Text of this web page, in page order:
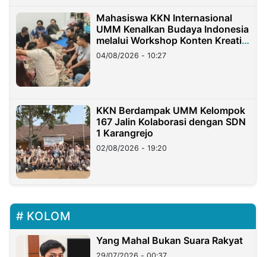
Mahasiswa KKN Internasional
UMM Kenalkan Budaya Indonesia
melalui Workshop Konten Kreatif
di Taiwan
04/08/2026 - 10:27
KKN Berdampak UMM Kelompok
167 Jalin Kolaborasi dengan SDN
1 Karangrejo
02/08/2026 - 19:20
KOLOM
Yang Mahal Bukan Suara Rakyat